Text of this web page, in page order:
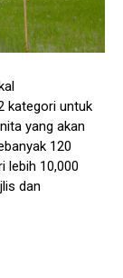
kategori untuk
yang akan
120
lebih 10,000
dan